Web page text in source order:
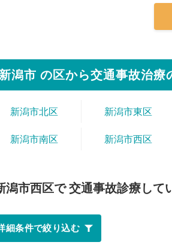
潟市 の区から交通事故治療
新潟市北区 新潟市東区
新潟市南区 新潟市西区
潟市西区で 交通事故診療して
細条件で絞り込む